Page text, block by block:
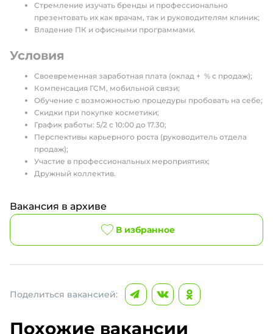
Стремление изучать бренды и профессионально
презентовать их как врачам, так и руководителям клиник;
Владение ПК и офисными программами.
Условия
Своевременная заработная плата (оклад + % с продаж);
Компенсация ГСМ, мобильной связи;
Обучение с возможностью процедуры пробовать на себе;
Скидки при покупке косметики;
График работы: 5/2 с 10:00 до 17.30;
Перспективы карьерного роста (руководитель отдела
продаж);
Участие в профессиональных мероприятиях;
Дружный коллектив.
Вакансия в архиве
В избранное
Поделиться вакансией:
Похожие вакансии